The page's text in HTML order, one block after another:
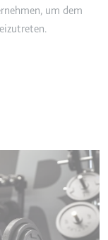
Abruf
um dem